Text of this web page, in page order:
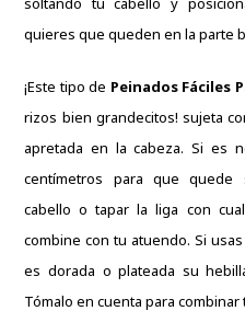
quieres que queden en la parte
¡Este tipo de Peinados Fáciles
rizos bien grandecitos! sujeta
apretada en la cabeza.Si es
centímetros para que quede
cabello o tapar la liga con
combine con tu atuendo. Si
es dorada o plateada su
Tómalo en cuenta para